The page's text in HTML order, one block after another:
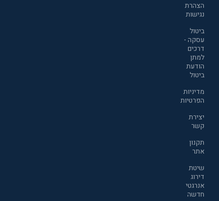
הצהרת
נגישות
ביטול
עסקה -
דרכים
למתן
הודעת
ביטול
מדיניות
הפרטיות
יצירת
קשר
תקנון
אתר
שיטת
דירוג
אנרגטי
חדשה